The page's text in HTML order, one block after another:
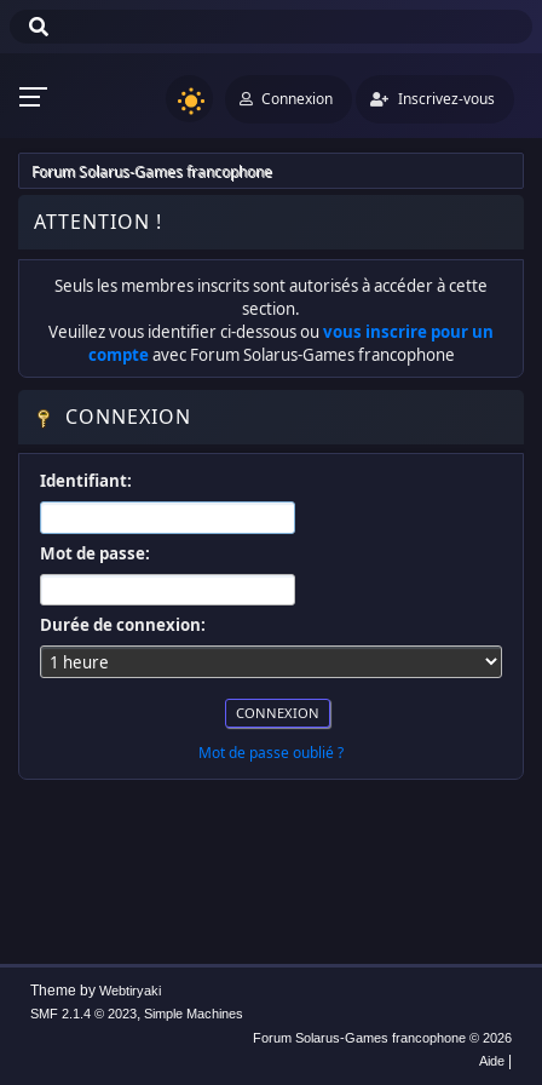
Connexion Inscrivez-vous
Forum Solarus-Games francophone
ATTENTION !
Seuls les membres inscrits sont autorisés à accéder à cette
section.
Veuillez vous identifier ci-dessous ou vous inscrire pour un
compteavec Forum Solarus-Games francophone
CONNEXION
Identifiant:
Mot de passe:
Durée de connexion:
Mot de passe oublié ?
Theme by Webtiryaki
SMF 2.1.4 © 2023, Simple Machines
Forum Solarus-Games francophone © 2026
Aide